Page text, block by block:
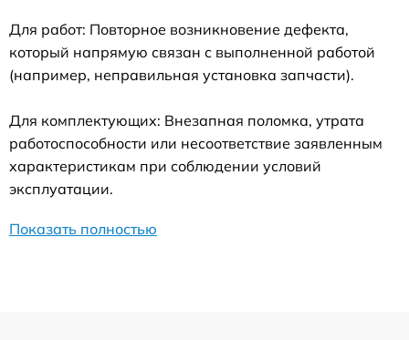
Для работ: Повторное возникновение дефекта,
который напрямую связан с выполненной работой
(например, неправильная установка запчасти).
Для комплектующих: Внезапная поломка, утрата
работоспособности или несоответствие заявленным
характеристикам при соблюдении условий
эксплуатации.
Показать полностью